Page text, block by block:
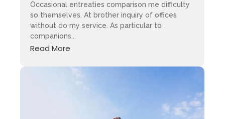
Occasional entreaties comparison me difficulty
so themselves. At brother inquiry of offices
without do my service. As particular to
companions...
Read More